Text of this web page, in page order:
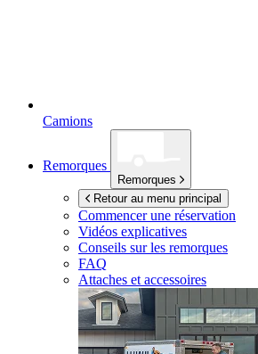
Camions
Remorques
Remorques
Retour au menu principal
Commencer une réservation
Vidéos explicatives
Conseils sur les remorques
FAQ
Attaches et accessoires